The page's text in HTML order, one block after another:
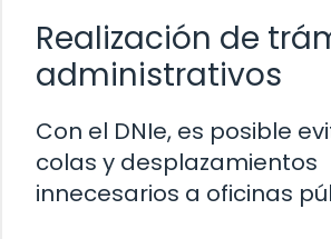
Realización de
administrativos
Con el DNIe, es posible
colas y desplazamientos
innecesarios a oficinas